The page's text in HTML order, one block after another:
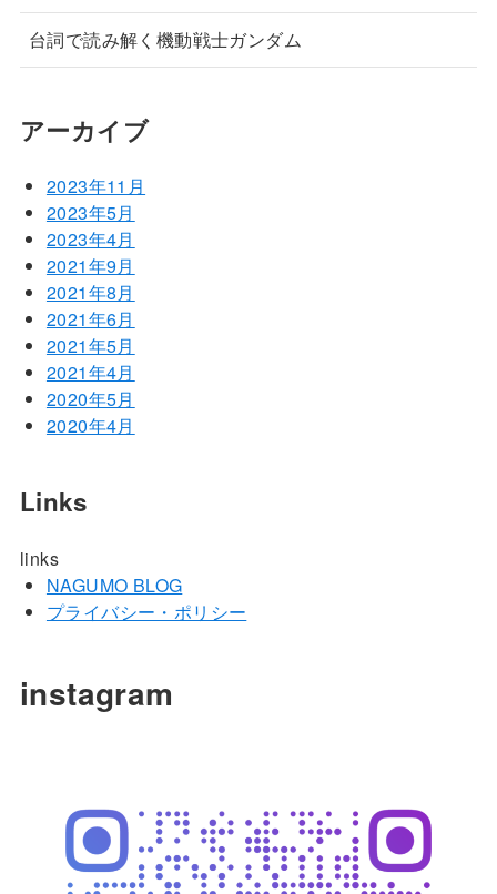
台詞で読み解く機動戦士ガンダム
アーカイブ
2023年11月
2023年5月
2023年4月
2021年9月
2021年8月
2021年6月
2021年5月
2021年4月
2020年5月
2020年4月
Links
links
NAGUMO BLOG
プライバシー・ポリシー
instagram